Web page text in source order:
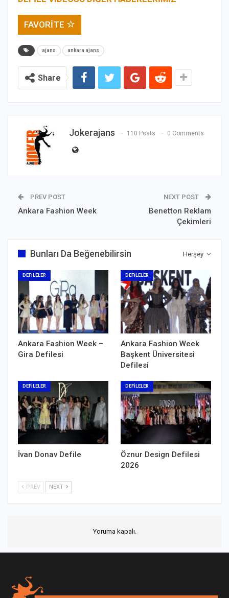
FAVORITE
ajans ankara ajans
Share
Jokerajans 110 Posts 0 Comments
PREV POST
Ankara Fashion Week
NEXT POST
Benetton Reklam
Çekimleri
Herşey
Bunları Da Beğenebilirsin
DEFİLELER
Ankara Fashion Week –
Gira Defilesi
DEFİLELER
Ankara Fashion Week
Başkent Üniversitesi
Defilesi
DEFİLELER
İvan Donav Defile
DEFİLELER
Öznur Design Defilesi
2026
PREV NEXT
Yoruma kapalı.